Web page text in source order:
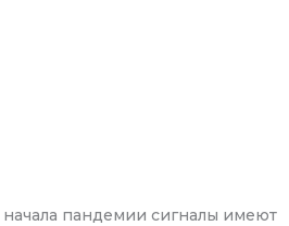
начала пандемии сигналы имеют